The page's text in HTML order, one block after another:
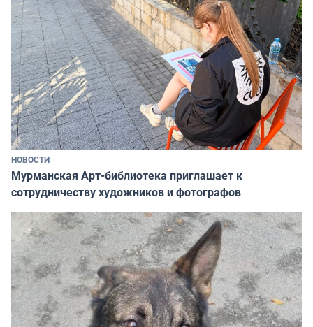
НОВОСТИ
Мурманская Арт-библиотека приглашает к
сотрудничеству художников и фотографов